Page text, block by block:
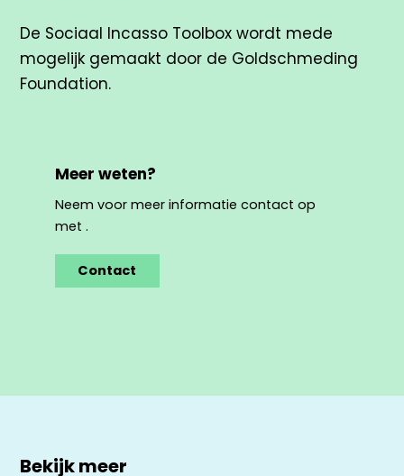
De Sociaal Incasso Toolbox wordt mede
mogelijk gemaakt door de Goldschmeding
Foundation.
Meer weten?
Neem voor meer informatie contact op
met .
Contact
Bekijk meer